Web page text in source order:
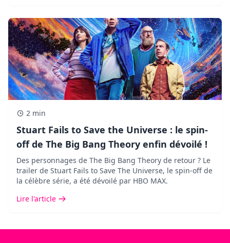
2 min
Stuart Fails to Save the Universe : le spin-
off de The Big Bang Theory enfin dévoilé !
Des personnages de The Big Bang Theory de retour ? Le
trailer de Stuart Fails to Save The Universe, le spin-off de
la célèbre série, a été dévoilé par HBO MAX.
Lire l'article